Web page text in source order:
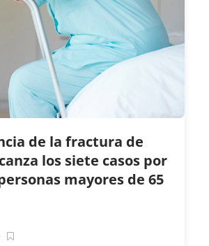
de la fractura de
los siete casos por
mayores de 65